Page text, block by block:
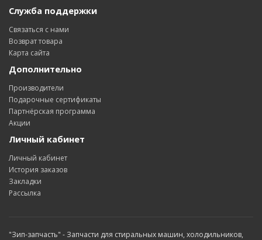
Служба поддержки
Связаться с нами
Возврат товара
Карта сайта
Дополнительно
Производители
Подарочные сертификаты
Партнёрская программа
Акции
Личный кабинет
Личный кабинет
История заказов
Закладки
Рассылка
"Зип-запчасть" - Запчасти для стиральных машин, холодильников,